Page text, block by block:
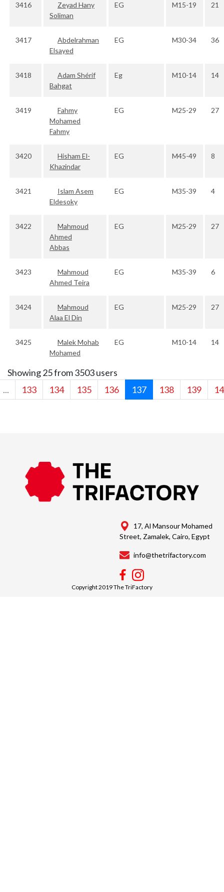
3416
Zeyad Hany
Soliman
EG M15-19 21
3417
Abdelrahman
Elsayed
EG M30-34 36
3418
Adam Shérif
Bahgat
Eg M10-14 14
3419
Fahmy
Mohamed
Fahmy
EG M25-29 27
3420
Hisham El-
Khazindar
EG M45-49 8
3421
Islam Asem
Eldesoky
EG M35-39 4
3422
Mahmoud
Ahmed
Abbas
EG M25-29 27
3423
Mahmoud
Ahmed Teira
EG M35-39 6
3424
Mahmoud
Alaa El Din
EG M25-29 27
3425
Malek Mohab
Mohamed
EG M10-14 14
Showing 25 from 3503 users
...
133 134 135 136 137 138 139
17, Al Mansour Mohamed
Street, Zamalek, Cairo, Egypt
info@thetrifactory.com
Copyright 2019 The TriFactory